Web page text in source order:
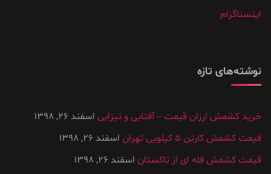
اینستاگرام
نوشته‌های تازه
خرید کشمش ارزان قیمت – آفتابی و تیزابی اسفند 26, 1398
قیمت کشمش کارتن ۵ کیلویی تهران
اسفند 26, 1398
قیمت کشمش فله ای از تاکستان اسفند 26, 1398